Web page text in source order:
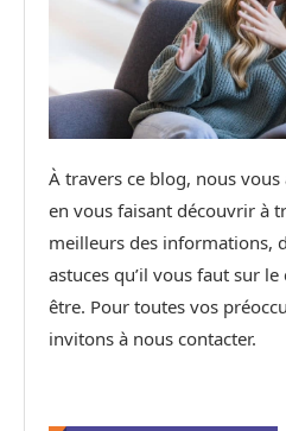
À travers ce blog, nous
en vous faisant découvrir à
meilleurs des informations,
astuces qu’il vous faut sur
être. Pour toutes vos
invitons à nous contacter.